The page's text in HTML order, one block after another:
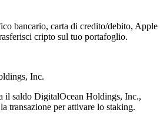
bancario, carta di credito/debito, Apple
cripto sul tuo portafoglio.
Inc.
il saldo DigitalOcean Holdings, Inc.,
transazione per attivare lo staking.